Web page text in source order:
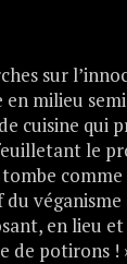
sur
milieu
cuisine qui
le
tombe
du véganisme
en lieu
de potirons !